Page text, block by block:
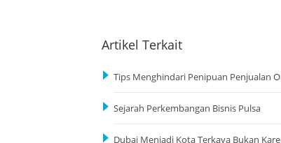
Artikel Terkait
Tips Menghindari Penipuan Penjualan
Sejarah Perkembangan Bisnis Pulsa
Dubai Menjadi Kota Terkaya Bukan